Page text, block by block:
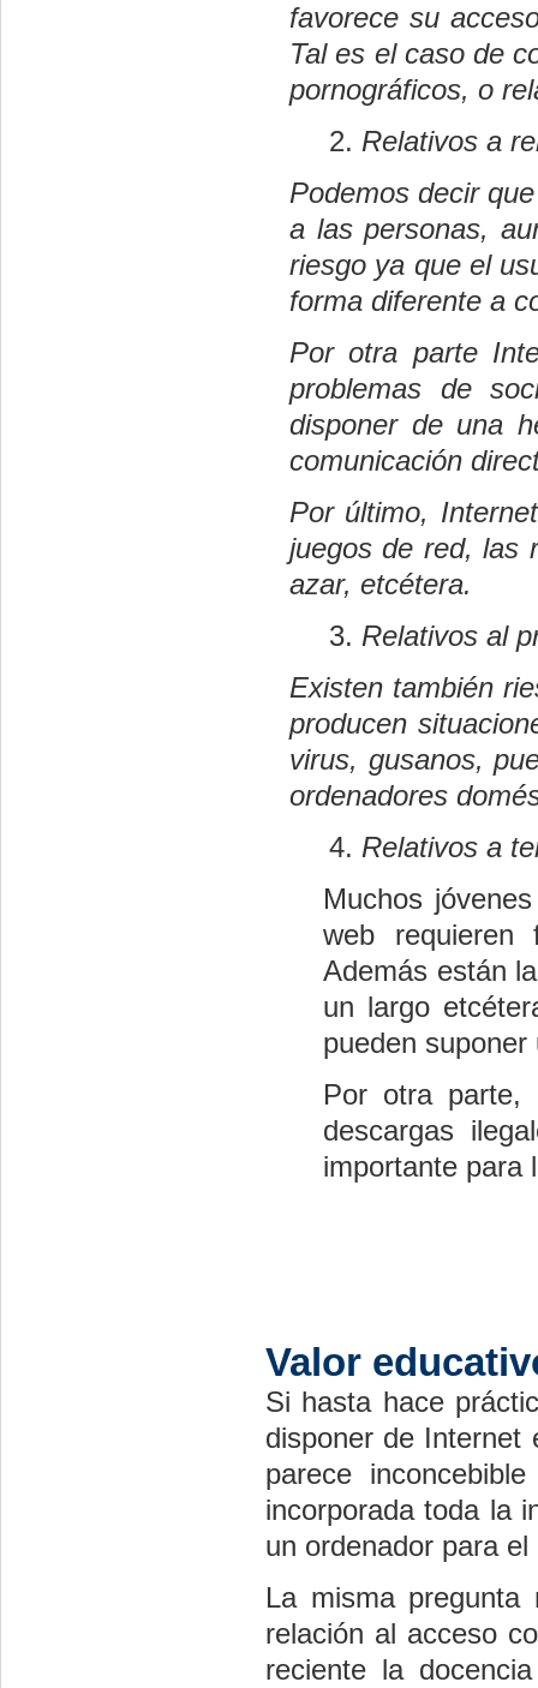
favorece su
Tal es el caso de
pornográficos, o
Relativos a
Podemos decir
a las personas,
riesgo ya que el
forma diferente a
Por otra parte
problemas de
disponer de una
comunicación
Por último,
juegos de red, las
azar, etcétera.
Relativos al
Existen también
producen
virus, gusanos,
ordenadores
Relativos a
Muchos
web requieren
Además están
un largo
pueden
Por otra parte,
descargas
importante para
Valor
Si hasta hace
disponer de Internet
parece
incorporada toda la
un ordenador para
La misma
relación al acceso
reciente la